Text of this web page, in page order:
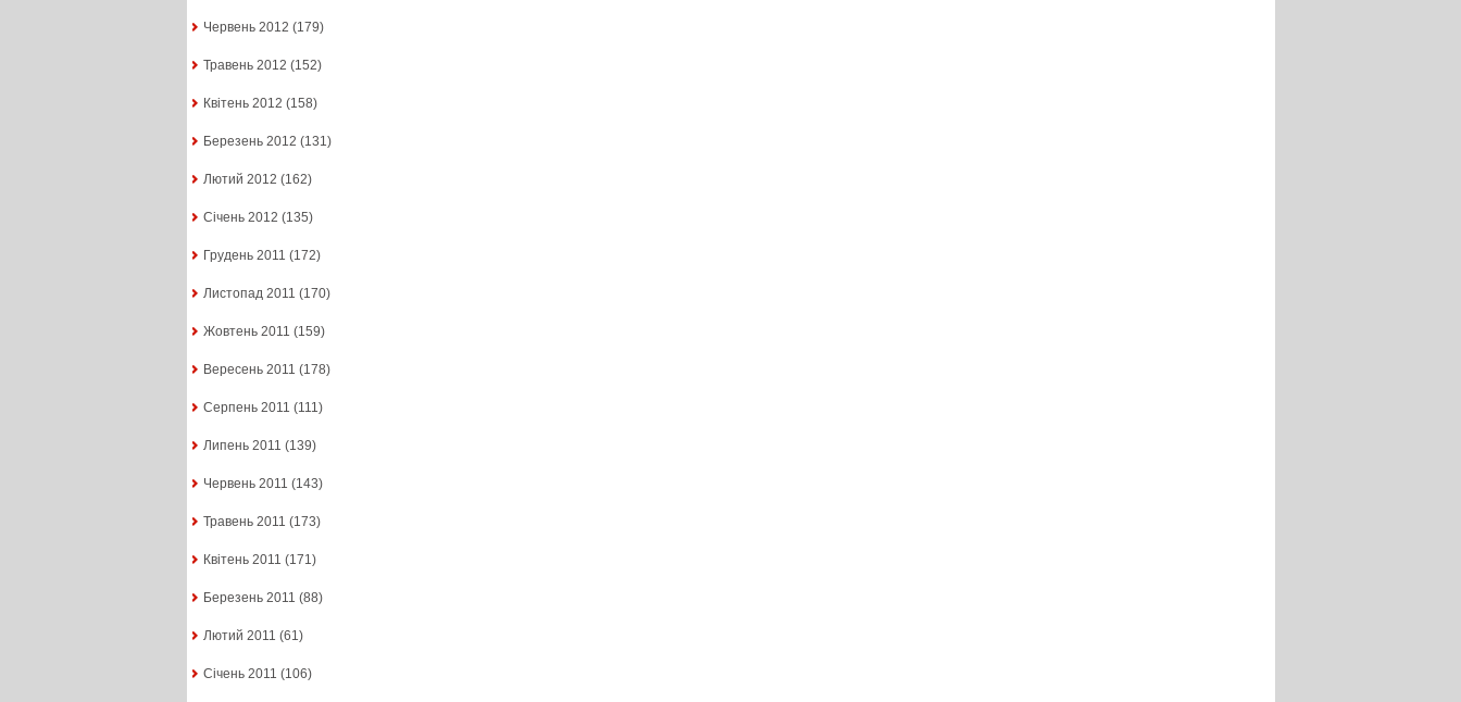
Червень 2012 (179)
Травень 2012 (152)
Квітень 2012 (158)
Березень 2012 (131)
Лютий 2012 (162)
Січень 2012 (135)
Грудень 2011 (172)
Листопад 2011 (170)
Жовтень 2011 (159)
Вересень 2011 (178)
Серпень 2011 (111)
Липень 2011 (139)
Червень 2011 (143)
Травень 2011 (173)
Квітень 2011 (171)
Березень 2011 (88)
Лютий 2011 (61)
Січень 2011 (106)